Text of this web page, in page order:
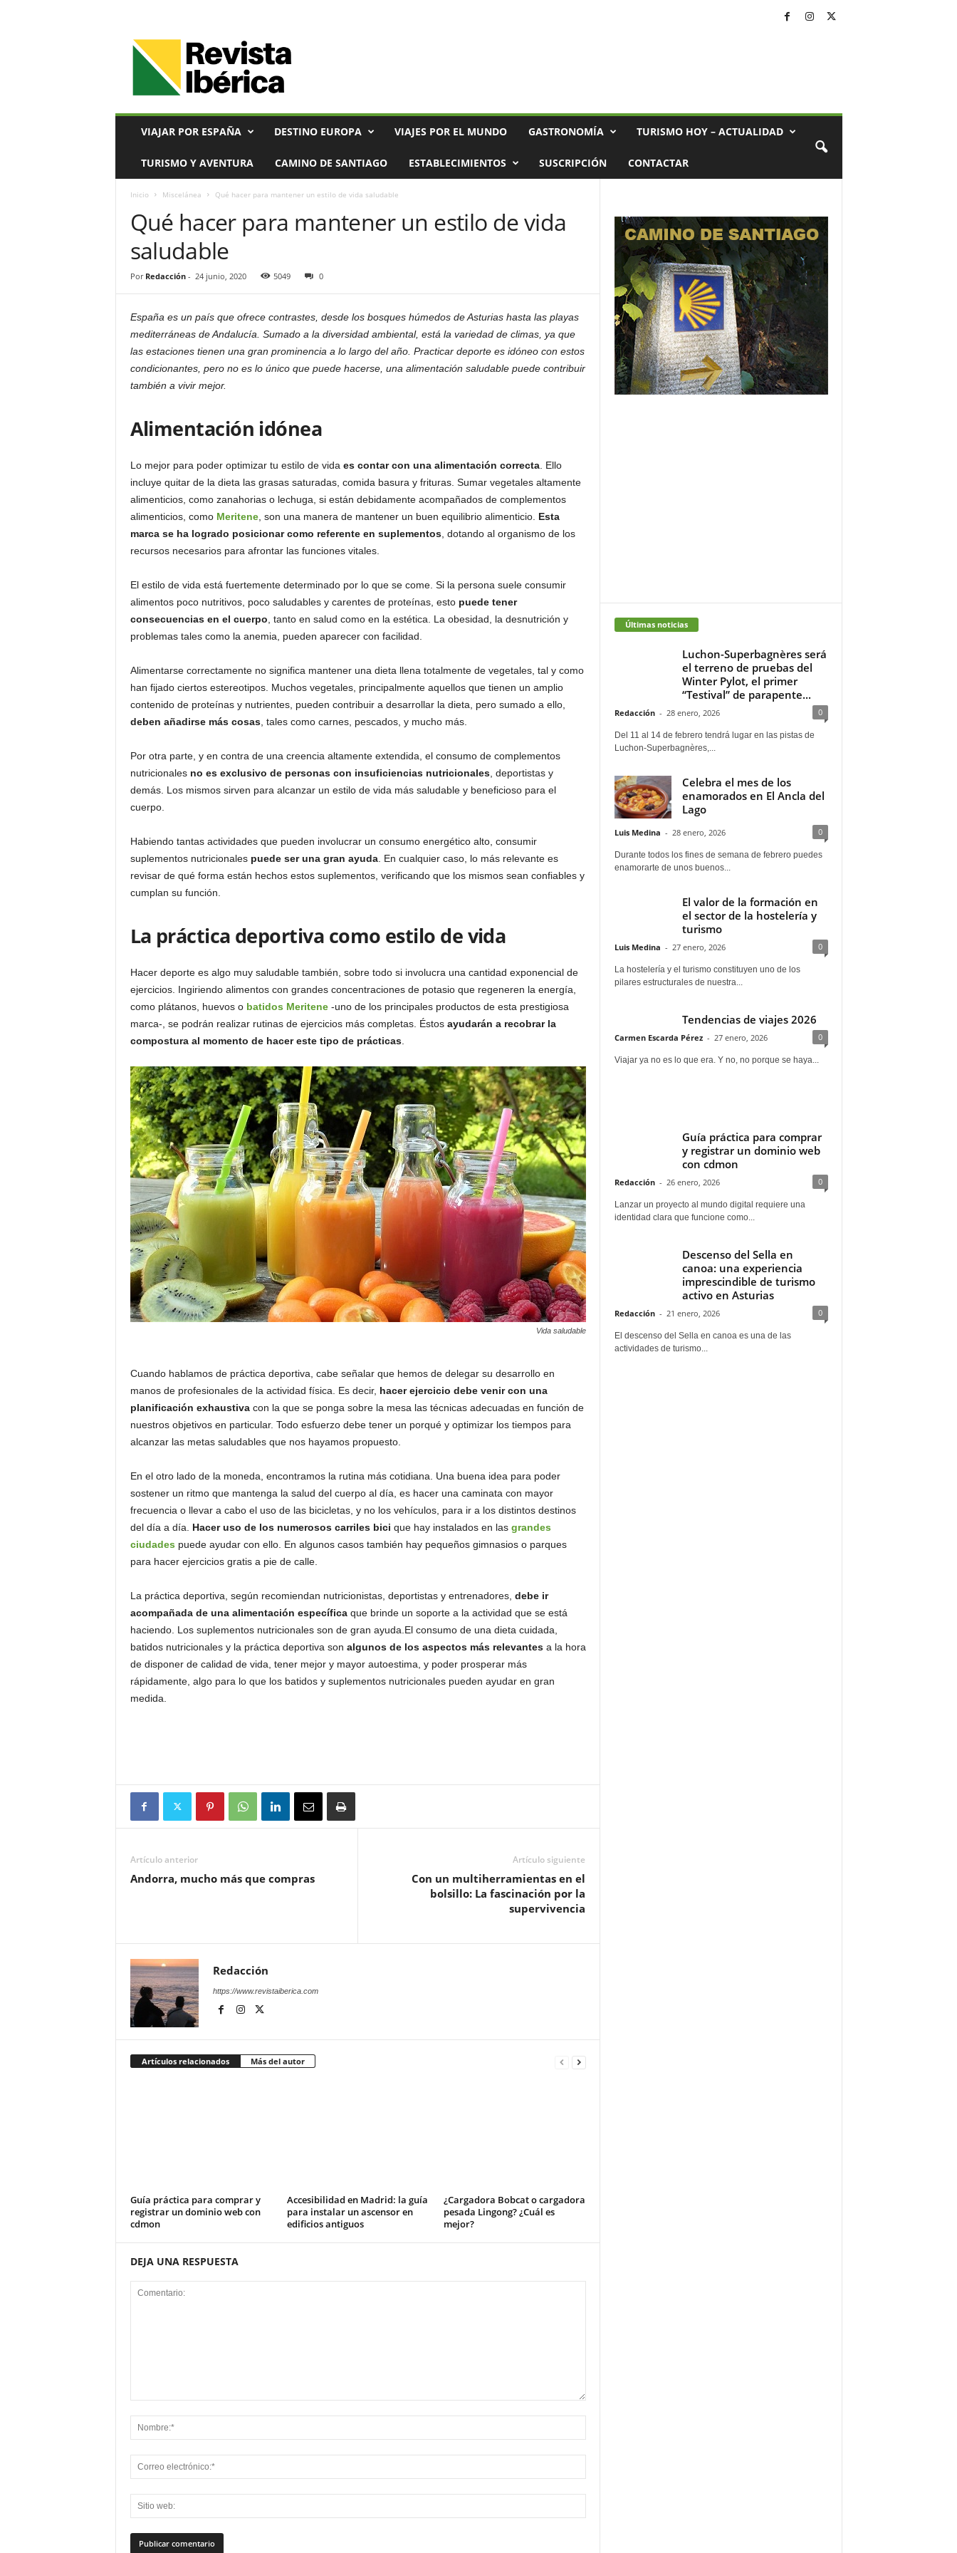
VIAJAR POR ESPAÑA DESTINO EUROPA VIAJES POR EL MUNDO GASTRONOMÍA TURISMO HOY – ACTUALIDAD
TURISMO Y AVENTURA CAMINO DE SANTIAGO ESTABLECIMIENTOS SUSCRIPCIÓN CONTACTAR
Inicio Miscelánea Qué hacer para mantener un estilo de vida saludable
Qué hacer para mantener un estilo de vida
saludable
Por Redacción- 24 junio, 2020 5049 0
España es un país que ofrece contrastes, desde los bosques húmedos de Asturias hasta las playas
mediterráneas de Andalucía. Sumado a la diversidad ambiental, está la variedad de climas, ya que
las estaciones tienen una gran prominencia a lo largo del año. Practicar deporte es idóneo con estos
condicionantes, pero no es lo único que puede hacerse, una alimentación saludable puede contribuir
también a vivir mejor.
Alimentación idónea
Lo mejor para poder optimizar tu estilo de vida es contar con una alimentación correcta. Ello
incluye quitar de la dieta las grasas saturadas, comida basura y frituras. Sumar vegetales altamente
alimenticios, como zanahorias o lechuga, si están debidamente acompañados de complementos
alimenticios, como Meritene, son una manera de mantener un buen equilibrio alimenticio. Esta
marca se ha logrado posicionar como referente en suplementos, dotando al organismo de los
recursos necesarios para afrontar las funciones vitales.
El estilo de vida está fuertemente determinado por lo que se come. Si la persona suele consumir
alimentos poco nutritivos, poco saludables y carentes de proteínas, esto puede tener
consecuencias en el cuerpo , tanto en salud como en la estética. La obesidad, la desnutrición y
problemas tales como la anemia, pueden aparecer con facilidad.
Alimentarse correctamente no significa mantener una dieta llena totalmente de vegetales, tal y como
han fijado ciertos estereotipos. Muchos vegetales, principalmente aquellos que tienen un amplio
contenido de proteínas y nutrientes, pueden contribuir a desarrollar la dieta, pero sumado a ello,
deben añadirse más cosas, tales como carnes, pescados, y mucho más.
Por otra parte, y en contra de una creencia altamente extendida, el consumo de complementos
nutricionales no es exclusivo de personas con insuficiencias nutricionales, deportistas y
demás. Los mismos sirven para alcanzar un estilo de vida más saludable y beneficioso para el
cuerpo.
Habiendo tantas actividades que pueden involucrar un consumo energético alto, consumir
suplementos nutricionales puede ser una gran ayuda. En cualquier caso, lo más relevante es
revisar de qué forma están hechos estos suplementos, verificando que los mismos sean confiables y
cumplan su función.
La práctica deportiva como estilo de vida
Hacer deporte es algo muy saludable también, sobre todo si involucra una cantidad exponencial de
ejercicios. Ingiriendo alimentos con grandes concentraciones de potasio que regeneren la energía,
como plátanos, huevos o batidos Meritene-uno de los principales productos de esta prestigiosa
marca-, se podrán realizar rutinas de ejercicios más completas. Éstos ayudarán a recobrar la
compostura al momento de hacer este tipo de prácticas.
Vida saludable
Cuando hablamos de práctica deportiva, cabe señalar que hemos de delegar su desarrollo en
manos de profesionales de la actividad física. Es decir, hacer ejercicio debe venir con una
planificación exhaustivacon la que se ponga sobre la mesa las técnicas adecuadas en función de
nuestros objetivos en particular. Todo esfuerzo debe tener un porqué y optimizar los tiempos para
alcanzar las metas saludables que nos hayamos propuesto.
En el otro lado de la moneda, encontramos la rutina más cotidiana. Una buena idea para poder
sostener un ritmo que mantenga la salud del cuerpo al día, es hacer una caminata con mayor
frecuencia o llevar a cabo el uso de las bicicletas, y no los vehículos, para ir a los distintos destinos
del día a día.
Hacer uso de los numerosos carriles bici que hay instalados en las grandes
ciudades puede ayudar con ello. En algunos casos también hay pequeños gimnasios o parques
para hacer ejercicios gratis a pie de calle.
La práctica deportiva, según recomiendan nutricionistas, deportistas y entrenadores, debe ir
acompañada de una alimentación específicaque brinde un soporte a la actividad que se está
haciendo. Los suplementos nutricionales son de gran ayuda.El consumo de una dieta cuidada,
batidos nutricionales y la práctica deportiva son algunos de los aspectos más relevantesa la hora
de disponer de calidad de vida, tener mejor y mayor autoestima, y poder prosperar más
rápidamente, algo para lo que los batidos y suplementos nutricionales pueden ayudar en gran
medida.
Artículo anterior
Andorra, mucho más que compras
Artículo siguiente
Con un multiherramientas en el
bolsillo: La fascinación por la
supervivencia
Redacción
https://www.revistaiberica.com
Artículos relacionados Más del autor
Guía práctica para comprar y
registrar un dominio web con
cdmon
Accesibilidad en Madrid: la guía
para instalar un ascensor en
edificios antiguos
¿Cargadora Bobcat o cargadora
pesada Lingong? ¿Cuál es
mejor?
DEJA UNA RESPUESTA
Últimas noticias
Luchon-Superbagnères será
el terreno de pruebas del
Winter Pylot, el primer
“Testival” de parapente...
Redacción - 28 enero, 2026 0
Del 11 al 14 de febrero tendrá lugar en las pistas de
Luchon-Superbagnères,...
Celebra el mes de los
enamorados en El Ancla del
Lago
Luis Medina - 28 enero, 2026 0
Durante todos los fines de semana de febrero puedes
enamorarte de unos buenos...
El valor de la formación en
el sector de la hostelería y
turismo
Luis Medina - 27 enero, 2026 0
La hostelería y el turismo constituyen uno de los
pilares estructurales de nuestra...
Tendencias de viajes 2026
Carmen Escarda Pérez - 27 enero, 2026 0
Viajar ya no es lo que era. Y no, no porque se haya...
Guía práctica para comprar
y registrar un dominio web
con cdmon
Redacción - 26 enero, 2026 0
Lanzar un proyecto al mundo digital requiere una
identidad clara que funcione como...
Descenso del Sella en
canoa: una experiencia
imprescindible de turismo
activo en Asturias
Redacción - 21 enero, 2026 0
El descenso del Sella en canoa es una de las
actividades de turismo...